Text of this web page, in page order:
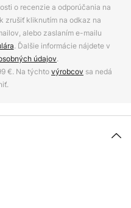
o recenzie a odporúčania na
zrušiť kliknutím na odkaz na
alebo zaslaním e-mailu
. Ďalšie informácie nájdete v
údajov.
€. Na týchtovýrobcov sa nedá